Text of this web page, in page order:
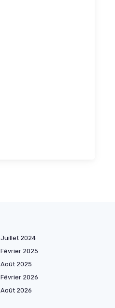
Juillet 2024
Février 2025
Août 2025
Février 2026
Août 2026